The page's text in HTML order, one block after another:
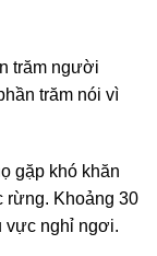
trăm người
trăm nói vì
gặp khó khăn
rừng. Khoảng 30
vực nghỉ ngơi.